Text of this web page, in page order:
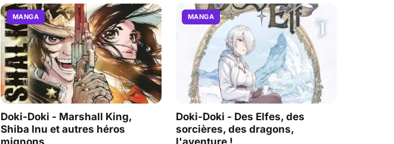
MANGA
Doki-Doki - Marshall King,
Shiba Inu et autres héros
MANGA
Doki-Doki - Des Elfes, des
sorcières, des dragons,